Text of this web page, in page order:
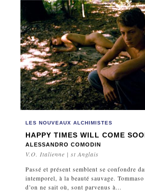
LES NOUVEAUX ALCHIMISTES
HAPPY TIMES WILL COME
ALESSANDRO COMODIN
V.O. Italienne | st Anglais
Passé et présent semblent se confondre
intemporel, à la beauté sauvage.
d’on ne sait où, sont parvenus à...